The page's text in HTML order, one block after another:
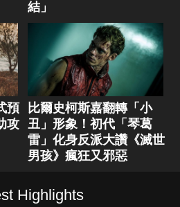
結」
預
攻
比爾史柯斯嘉翻轉「小
丑」形象！初代「琴葛
雷」化身反派大讚《滅世
男孩》瘋狂又邪惡
Highlights